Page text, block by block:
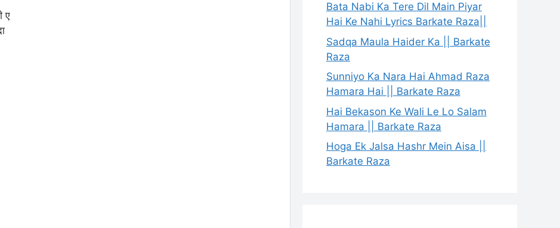
ए
Bata Nabi Ka Tere Dil Main Piyar
Hai Ke Nahi Lyrics Barkate Raza||
Sadqa Maula Haider Ka || Barkate
Raza
Sunniyo Ka Nara Hai Ahmad Raza
Hamara Hai || Barkate Raza
Hai Bekason Ke Wali Le Lo Salam
Hamara || Barkate Raza
Hoga Ek Jalsa Hashr Mein Aisa ||
Barkate Raza